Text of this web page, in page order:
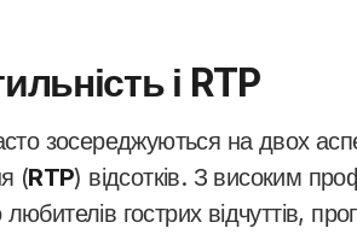
і RTP
зосереджуються на двох
(RTP) відсотків. З високим
гострих відчуттів,